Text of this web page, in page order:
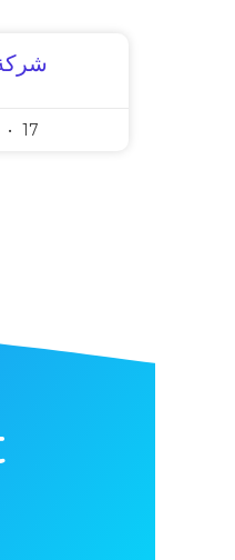
17 نوفمبر، 2025